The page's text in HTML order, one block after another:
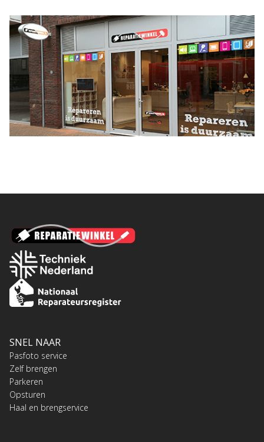
SNEL NAAR
Pasfoto service
Zelf brengen
Parkeren
Opsturen
Haal en brengservice